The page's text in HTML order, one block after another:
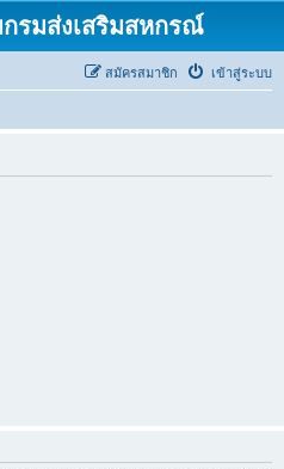
รมส่งเสริมสหกรณ์
เข้าสู่ระบบ
สมัครสมาชิก